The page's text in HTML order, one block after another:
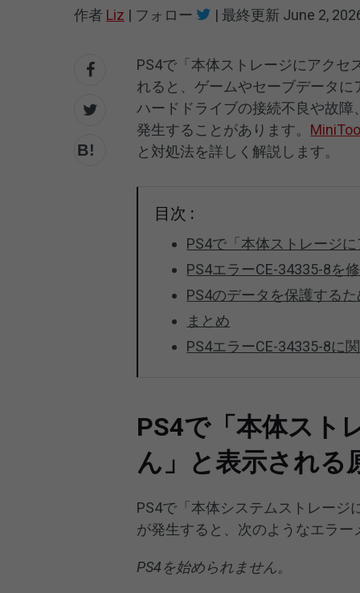
作者 Liz | フォロー | 最終更新 June 2,
PS4で「本体ストレージにアクセ
れると、ゲームやセーブデータ
ハードドライブの接続不良や故
発生することがあります。
と対処法を詳しく解説します。
目次 :
PS4で「本体ストレージ
PS4エラーCE-34335-8を
PS4のデータを保護する
まとめ
PS4エラーCE-34335-8に
PS4で「本体スト
ん」と表示される
PS4で「本体システムストレージ
が発生すると、次のようなエラ
PS4を始められません。